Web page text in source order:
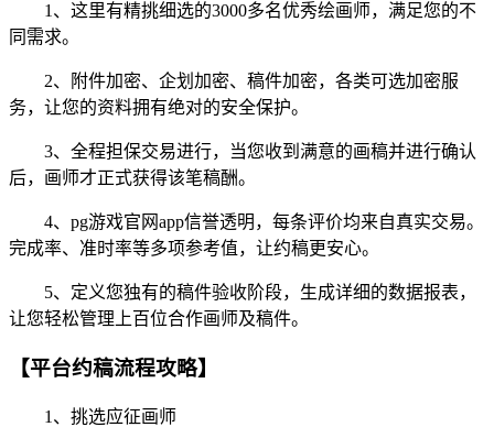
1、这里有精挑细选的3000多名优秀绘画师，满足您的不
同需求。
2、附件加密、企划加密、稿件加密，各类可选加密服
务，让您的资料拥有绝对的安全保护。
3、全程担保交易进行，当您收到满意的画稿并进行确认
后，画师才正式获得该笔稿酬。
4、pg游戏官网app信誉透明，每条评价均来自真实交易。
完成率、准时率等多项参考值，让约稿更安心。
5、定义您独有的稿件验收阶段，生成详细的数据报表，
让您轻松管理上百位合作画师及稿件。
【平台约稿流程攻略】
1、挑选应征画师